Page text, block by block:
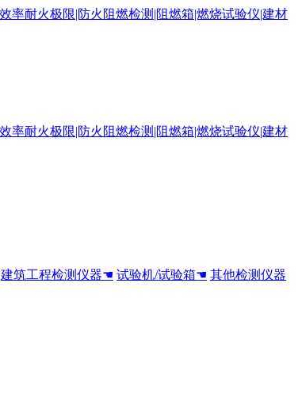
建筑工程检测仪器☚ 试验机/试验箱☚ 其他检测仪器